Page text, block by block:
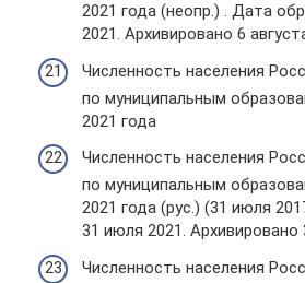
2021 года (неопр.) . Дата
2021. Архивировано 6
Численность населения
по муниципальным
2021 года
Численность населения
по муниципальным
2021 года (рус.) (31 июля
31 июля 2021. Архивировано
Численность населения